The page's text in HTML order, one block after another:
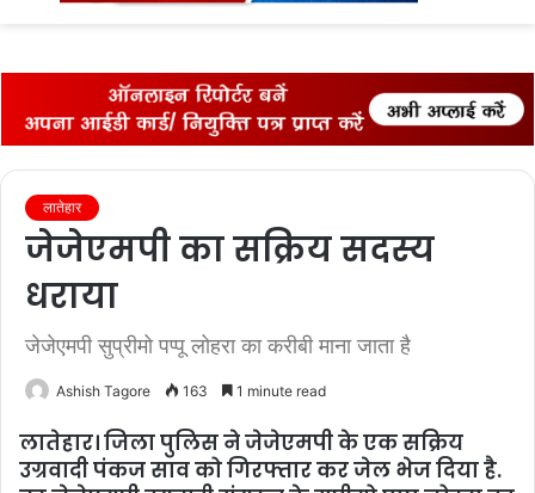
लातेहार
जेजेएमपी का स‍क्रिय सदस्‍य
धराया
जेजेएमपी सुप्रीमो पप्‍पू लोहरा का करीबी माना जाता है
Ashish Tagore 163 1 minute read
लातेहार। जिला पुलिस ने जेजेएमपी के एक सक्रिय
उग्रवादी पंकज साव को गिरफ्तार कर जेल भेज दिया है.